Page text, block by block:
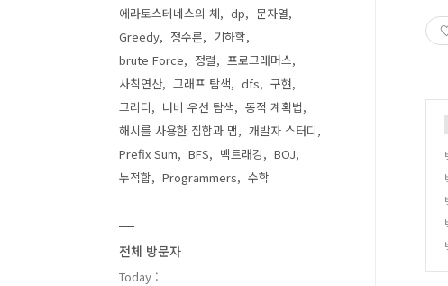
에라토스테네스의 체
dp
문자열
Greedy
정수론
기하학
brute Force
정렬
프로그래머스
사칙연산
그래프 탐색 dfs
구현
그리디
너비 우선 탐색
동적 계획법
해시를 사용한 집합과 맵
개발자 스터디
Prefix Sum
BFS 백트래킹
BOJ
누적합
Programmers 수학
전체 방문자
Today :